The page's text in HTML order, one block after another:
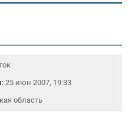
25 июн 2007, 19:33
область